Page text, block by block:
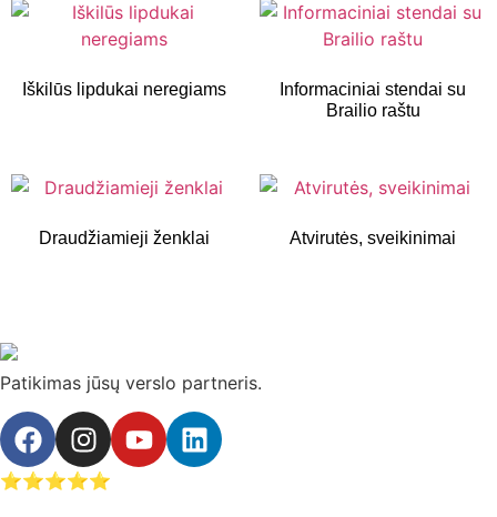
Iškilūs lipdukai neregiams
Informaciniai stendai su
Brailio raštu
Draudžiamieji ženklai Atvirutės, sveikinimai
Patikimas jūsų verslo partneris.
⭐⭐⭐⭐⭐